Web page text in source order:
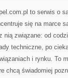
to serwis o
się na marce
nią związane: od
techniczne, po
i rynku. To
chcą świadomiej